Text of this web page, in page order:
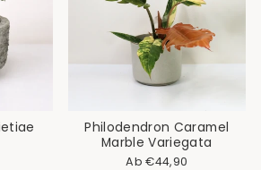
Philodendron Caramel
Marble Variegata
Normaler
Sonderpreis
Ab €44,90